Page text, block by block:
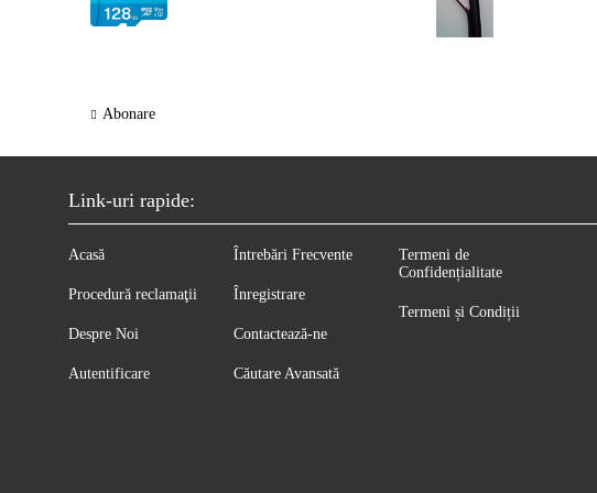
Abonare
Link-uri rapide:
Acasă
Procedură reclamaţii
Despre Noi
Autentificare
Întrebări Frecvente
Înregistrare
Contactează-ne
Căutare Avansată
Termeni de
Confidențialitate
Termeni și Condiții